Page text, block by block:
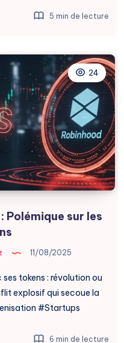
5 min de lecture
24
Polémique sur les
11/08/2025
tokens : révolution ou
explosif qui secoue la
#Startups
6 min de lecture